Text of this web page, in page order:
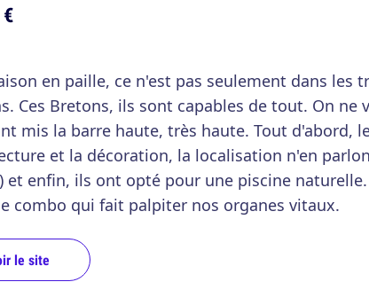
en paille, ce n'est pas seulement dans les
Ces Bretons, ils sont capables de tout. On ne
mis la barre haute, très haute. Tout d'abord,
et la décoration, la localisation n'en
et enfin, ils ont opté pour une piscine
combo qui fait palpiter nos organes vitaux.
le site